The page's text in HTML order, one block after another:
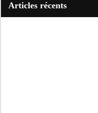
articles récents